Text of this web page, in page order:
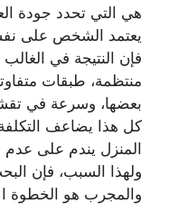
هي التي تحدد جودة
يعتمد الشخص على
فإن النتيجة في
منتظمة، طبقات
بعضها، وسرعة في
كل هذا يضاعف
المنزل يندم على عدم
ولهذا السبب، فإن
والمجرب هو الخطوة